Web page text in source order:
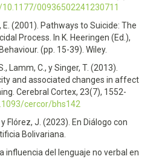
00936502241230711
(2001). Pathways to Suicide: The
Process. In K. Heeringen (Ed.),
(pp. 15-39). Wiley.
Lamm, C., y Singer, T. (2013).
and associated changes in affect
Cerebral Cortex, 23(7), 1552-
cercor/bhs142
Flórez, J. (2023). En Diálogo con
Bolivariana.
influencia del lenguaje no verbal en